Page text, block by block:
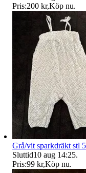
Pris:200 kr,Köp nu.
Grå/vit sparkdräkt stl
Sluttid10 aug 14:25.
Pris:99 kr,Köp nu.